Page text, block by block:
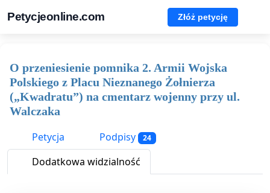
Petycjeonline.com Złóż petycję
O przeniesienie pomnika 2. Armii Wojska
Polskiego z Placu Nieznanego Żołnierza
(„Kwadratu”) na cmentarz wojenny przy ul.
Walczaka
Petycja
Podpisy 24
Dodatkowa widzialność